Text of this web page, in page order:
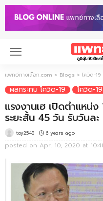
แพทย์ทางเลือก.com > Blogs > โควิด-19
ผลกระทบ โควิด-19 โควิด-19
แรงงานเฮ เปิดตำแหน่
ระยะสั้น 45 วัน รับวันล
toy2548 6 years ago
posted on Apr. 10, 2020 at